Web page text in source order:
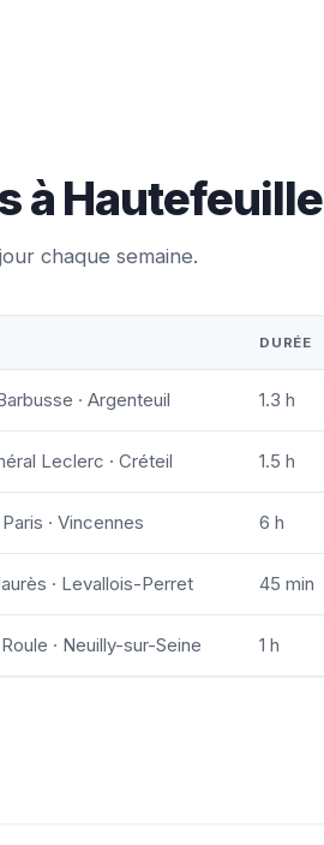
à Hautefeuille
chaque semaine.
DURÉE
· Argenteuil 1.3 h
Leclerc · Créteil 1.5 h
· Vincennes 6 h
· Levallois-Perret 45 min
· Neuilly-sur-Seine 1 h